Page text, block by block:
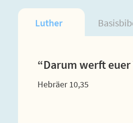
Luther
“Darum werft
Hebräer 10,35